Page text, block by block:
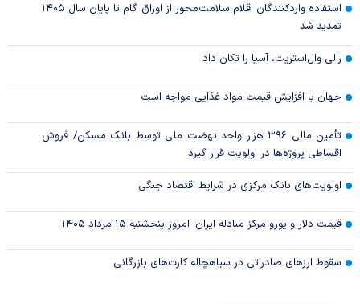
استفاده واردکنندگان اقلام سلامت‌محور از اوراق گام تا پایان سال ۱۴۰۵
تمدید شد
رالی وال‌استریت، آسیا را تکان داد
جهان با افزایش قیمت مواد غذایی مواجه است
تأمین مالی ۳۹۶ هزار واحد نهضت ملی توسط بانک مسکن/ فروش
اقساطی پروژه‌ها در اولویت قرار گیرد
اولویت‌های بانک مرکزی در شرایط اقتصاد جنگی
قیمت دلار و یورو مرکز مبادله ایران؛ امروز پنجشنبه ۱۵ مرداد ۱۴۰۵
سقوط ارزهای صادراتی در سیاهچاله کارت‌های بازرگانی